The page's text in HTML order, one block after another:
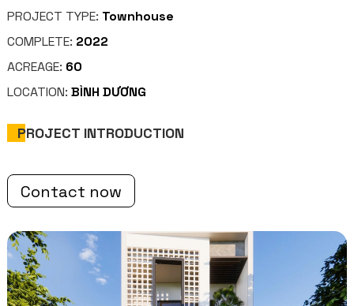
PROJECT TYPE: Townhouse
COMPLETE: 2022
ACREAGE: 60
LOCATION: BÌNH DƯƠNG
PROJECT INTRODUCTION
Contact now